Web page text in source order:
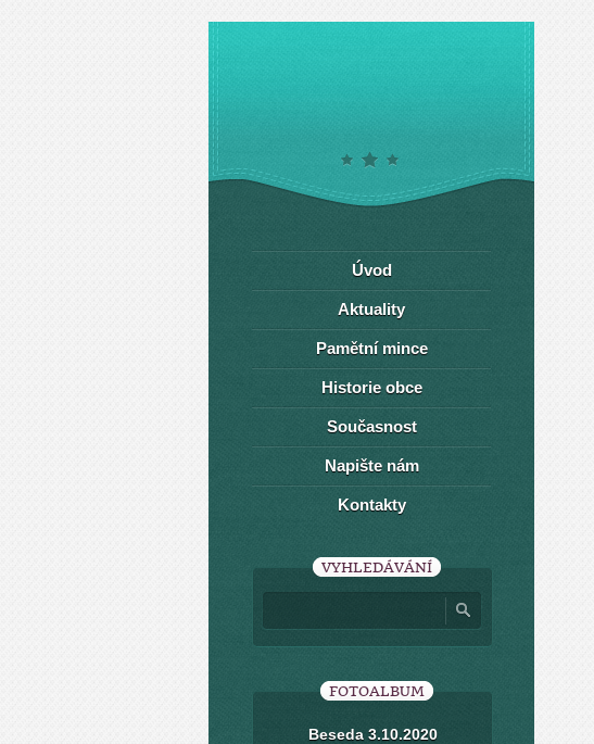
Úvod
Aktuality
Pamětní mince
Historie obce
Současnost
Napište nám
Kontakty
VYHLEDÁVÁNÍ
FOTOALBUM
Beseda 3.10.2020